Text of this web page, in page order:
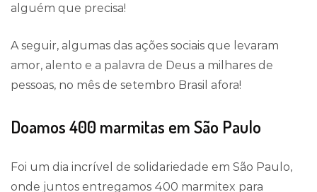
alguém que precisa!
A seguir, algumas das ações sociais que levaram
amor, alento e a palavra de Deus a milhares de
pessoas, no mês de setembro Brasil afora!
Doamos 400 marmitas em São Paulo
Foi um dia incrível de solidariedade em São Paulo,
onde juntos entregamos 400 marmitex para